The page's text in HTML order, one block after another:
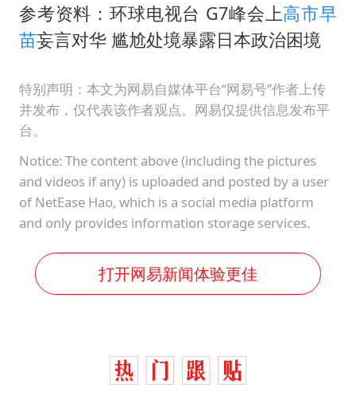
参考资料：环球电视台 G7峰会上高市早
苗妄言对华 尴尬处境暴露日本政治困境
特别声明：本文为网易自媒体平台“网易号”作者上传
并发布，仅代表该作者观点。网易仅提供信息发布平
台。
Notice: The content above (including the pictures
and videos if any) is uploaded and posted by a user
of NetEase Hao, which is a social media platform
and only provides information storage services.
打开网易新闻体验更佳